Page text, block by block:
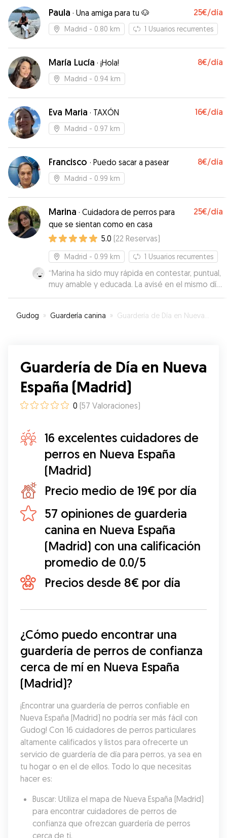
Paula · Una amiga para tu 🐶 25€/día
Madrid - 0.80 km 1 Usuarios recurrentes
María Lucía · ¡Hola! 8€/día
Madrid - 0.94 km
Eva Maria · TAXÓN 16€/día
Madrid - 0.97 km
Francisco · Puedo sacar a pasear 8€/día
Madrid - 0.99 km
Marina · Cuidadora de perros para
que se sientan como en casa
25€/día
5.0 (22 Reservas)
Madrid - 0.99 km 1 Usuarios recurrentes
“Marina ha sido muy rápida en contestar, puntual,
muy amable y educada. La avisé en el mismo día
y me dio todas las opciones posibles. Darwin se
encantan los perros. Recomendable 100%.
Gudog » Guardería canina » Guardería de Día en Nueva España (Madrid)
Guardería de Día en Nueva
España (Madrid)
0 (57 Valoraciones)
16 excelentes cuidadores de
perros en Nueva España
(Madrid)
Precio medio de 19€ por día
57 opiniones de guarderia
canina en Nueva España
(Madrid) con una calificación
promedio de 0.0/5
Precios desde 8€ por día
¿Cómo puedo encontrar una
guardería de perros de confianza
cerca de mí en Nueva España
(Madrid)?
¡Encontrar una guardería de perros confiable en
Nueva España (Madrid) no podría ser más fácil con
Gudog! Con 16 cuidadores de perros particulares
altamente calificados y listos para ofrecerte un
servicio de guardería de día para perros, ya sea en
tu hogar o en el de ellos. Todo lo que necesitas
hacer es:
Buscar: Utiliza el mapa de Nueva España (Madrid)
para encontrar cuidadores de perros de
confianza que ofrezcan guardería de perros
cerca de ti.